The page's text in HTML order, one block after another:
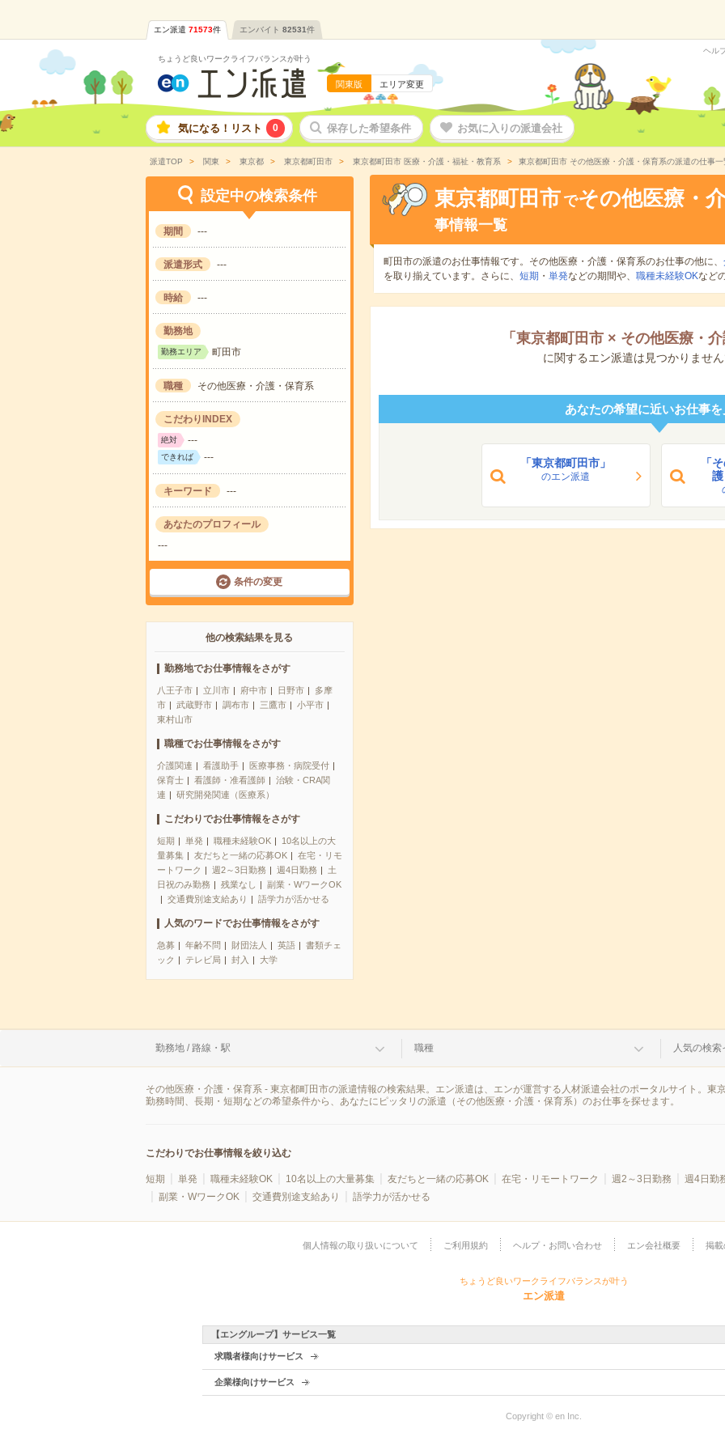
エン派遣 71573件 エンバイト 82531件
ちょうど良いワークライフバランスが叶う
関東版 エリア変更
ヘル
気になる！リスト 0 保存した希望条件 お気に入りの派遣会社
派遣TOP 関東 東京都 東京都町田市 東京都町田市 医療・介護・福祉・教育系 東京都町田市 その他医療・介護・保育系の派遣の仕事一
設定中の検索条件
期間 ---
派遣形式 ---
時給 ---
勤務地
勤務エリア 町田市
職種 その他医療・介護・保育系
こだわりINDEX
絶対 ---
できれば ---
キーワード ---
あなたのプロフィール
---
条件の変更
他の検索結果を見る
勤務地でお仕事情報をさがす
八王子市 立川市 府中市 日野市
多摩
市
武蔵野市 調布市 三鷹市
小平市
東村山市
職種でお仕事情報をさがす
介護関連 看護助手
医療事務・病院受付
保育士
看護師・准看護師
治験・CRA関
連
研究開発関連（医療系）
こだわりでお仕事情報をさがす
短期 単発 職種未経験OK
10名以上の大
量募集
友だちと一緒の応募OK
在宅・リモ
ートワーク
週2～3日勤務 週4日勤務
土
日祝のみ勤務
残業なし
副業・WワークOK
交通費別途支給あり
語学力が活かせる
人気のワードでお仕事情報をさがす
急募 年齢不問 財団法人 英語
書類チェ
ック
テレビ局 封入 大学
東京都町田市 でその他医療・
事情報一覧
町田市の派遣のお仕事情報です。その他医療・介護・保育系のお仕事の他に、
を取り揃えています。さらに、 短期 ・ 単発などの期間や、 職種未経験OKなど
「 東京都町田市 × その他医療・
に関するエン派遣は見つかりません
あなたの希望に近いお仕事を
「東京都町田市」
のエン派遣
「
護
勤務地 / 路線・駅 職種 人気の検索
その他医療・介護・保育系 - 東京都町田市の派遣情報の検索結果。エン派遣は、エンが運営する人材派遣会社のポータルサイト。東
勤務時間、長期・短期などの希望条件から、あなたにピッタリの派遣（その他医療・介護・保育系）のお仕事を探せます。
こだわりでお仕事情報を絞り込む
短期 単発 職種未経験OK 10名以上の大量募集 友だちと一緒の応募OK 在宅・リモートワーク 週2～3日勤務 週4日勤
副業・WワークOK
交通費別途支給あり 語学力が活かせる
個人情報の取り扱いについて ご利用規約 ヘルプ・お問い合わせ エン会社概要 掲載
ちょうど良いワークライフバランスが叶う
エン派遣
【エングループ】サービス一覧
求職者様向けサービス
企業様向けサービス
Copyright © en Inc.